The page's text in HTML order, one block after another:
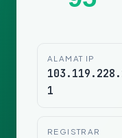
ALAMAT IP
1
REGISTRAR